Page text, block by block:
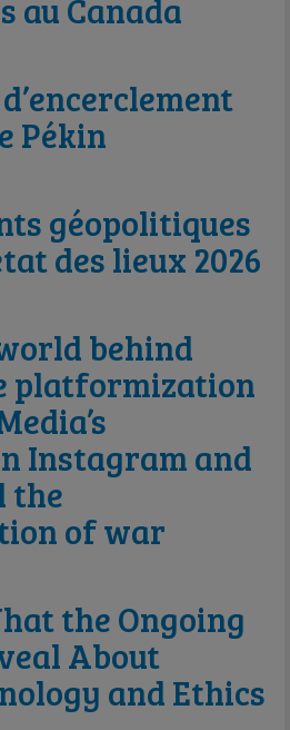
au Canada
Pékin
géopolitiques
des lieux 2026
behind
platformization
Instagram and
the
of war
the Ongoing
About
and Ethics